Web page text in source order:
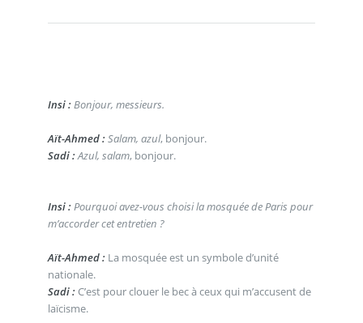
Insi : Bonjour, messieurs.
Aït-Ahmed : Salam, azul, bonjour.
Sadi : Azul, salam, bonjour.
Insi : Pourquoi avez-vous choisi la mosquée de Paris pour
m’accorder cet entretien ?
Aït-Ahmed : La mosquée est un symbole d’unité
nationale.
Sadi : C’est pour clouer le bec à ceux qui m’accusent de
laïcisme.